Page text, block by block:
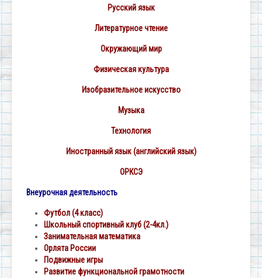
Русский язык
Литературное чтение
Окружающий мир
Физическая культура
Изобразительное искусство
Музыка
Технология
Иностранный язык (английский язык)
ОРКСЭ
Внеурочная деятельность
Футбол (4 класс)
Школьный спортивный клуб (2-4кл.)
Занимательная математика
Орлята России
Подвижные игры
Развитие функциональной грамотности